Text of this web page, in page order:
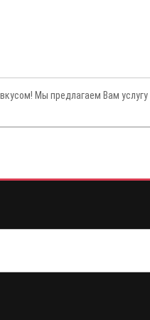
Мы предлагаем Вам услугу